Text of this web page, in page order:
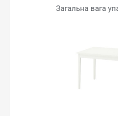
Загальна вага